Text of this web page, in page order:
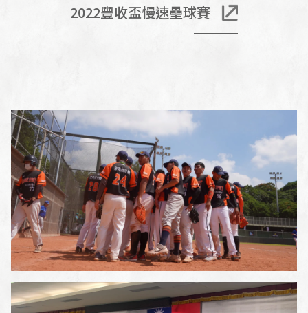
2022豐收盃慢速壘球賽